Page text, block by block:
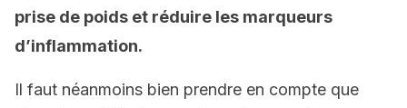
prise de poids et réduire les marqueurs
d’inflammation.
Il faut néanmoins bien prendre en compte que